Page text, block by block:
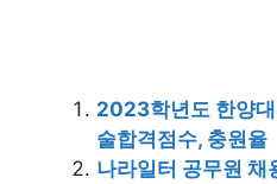
2023학년도 한양
술합격점수, 충원율
나라일터 공무원 채